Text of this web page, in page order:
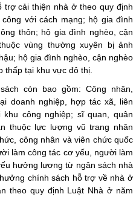
cải thiện nhà ở theo quy định
với cách mạng; hộ gia đình
thôn; hộ gia đình nghèo, cận
vùng thường xuyên bị ảnh
hộ gia đình nghèo, cận nghèo
thấp tại khu vực đô thị.
còn bao gồm: Công nhân,
doanh nghiệp, hợp tác xã, liên
công nghiệp; sĩ quan, quân
thuộc lực lượng vũ trang nhân
công nhân và viên chức quốc
làm công tác cơ yếu, người làm
hưởng lương từ ngân sách nhà
chính sách hỗ trợ về nhà ở
theo quy định Luật Nhà ở năm